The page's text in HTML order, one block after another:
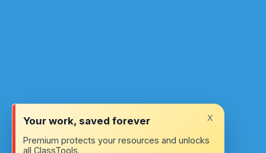
x
Your work, saved forever
Premium protects your resources and unlocks
all ClassTools.